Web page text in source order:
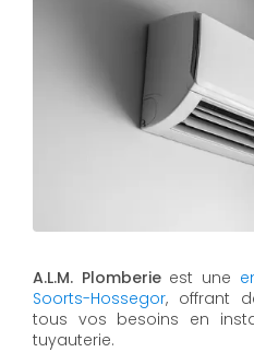
A.L.M. Plomberieest une
Soorts-Hossegor, offrant
tous vos besoins en
tuyauterie.